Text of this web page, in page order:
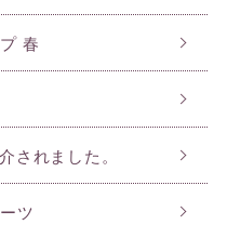
春
されました。
ツ